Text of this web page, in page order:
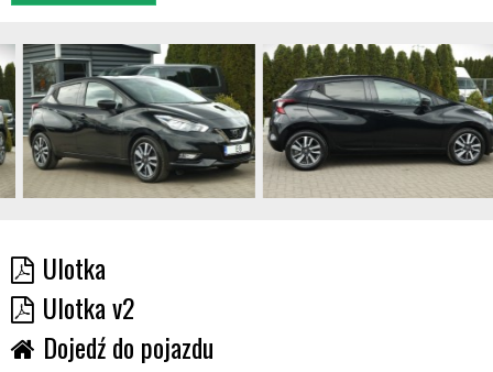
Ulotka
Ulotka v2
Dojedź do pojazdu